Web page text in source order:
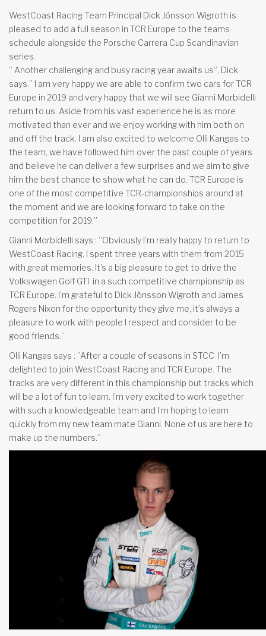
WestCoast Racing Team Principal Dick Jönsson Wigroth is
pleased to add a full season in TCR Europe to the teams
schedule alongside the Porsche Carrera Cup Scandinavian
series.
” Another challenging and busy racing year awaits us”, Dick
says.” I am very happy we are able to confirm two cars for TCR
Europe in 2019 and very happy that we will see Gianni Morbidelli
return to us. Aside from his vast experience he is as more
motivated than ever and we enjoy working with him both on
and off the track. I am also excited to welcome Olli Kangas to
the team, we have followed him over the past couple of years
and believe he can deliver a few surprises and we aim to give
him the best chance to show what he can do. TCR Europe is
one of the most competitive TCR-championships around at
the moment and we are looking forward to take on the
competition for 2019.”
Gianni Morbidelli says : ”Obviously I’m really happy to return to
WestCoast Racing. I spent three years with them from 2015
with great memories. It’s a big pleasure to get to drive the
Volkswagen Golf GTI in a such competitive championship as
TCR Europe. I’m grateful to Dick Jönsson Wigroth and James
Rogers Nixon for the opportunity they give me, it’s always a
pleasure to work with people I respect and consider to be
good friends.”
Olli Kangas says : ”After a couple of seasons in STCC I’m
delighted to join WestCoast Racing and TCR Europe. The
tracks are very different in this championship but tracks which
will be a lot of fun to learn. I’m very excited to work together
with such a knowledgeable team and I’m hoping to learn
quickly from my new team mate Gianni. None of us are here to
make up the numbers.”